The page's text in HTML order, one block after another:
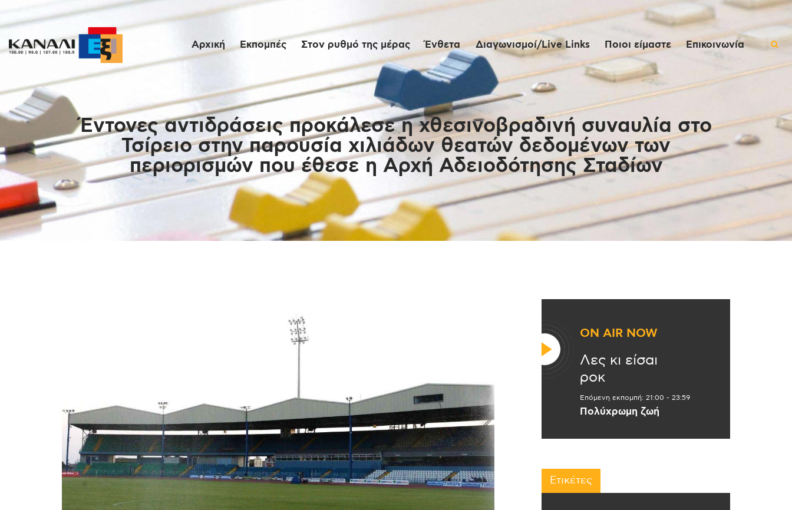
Αρχική Εκπομπές Στον ρυθμό της μέρας Ένθετα Διαγωνισμοί/Live Links Ποιοι είμαστε Επικοινωνία
Έντονες αντιδράσεις προκάλεσε η χθεσινοβραδινή συναυλία στο
Τσίρειο στην παρουσία χιλιάδων θεατών δεδομένων των
περιορισμών που έθεσε η Αρχή Αδειοδότησης Σταδίων
Εκπομπές
Στον ρυθμό της
μέρας
Ένθετα
Διαγωνισμοί/Live
Links
Ποιοι είμαστε
ON AIR NOW
Λες κι είσαι
ροκ
Επόμενη εκπομπή: 21:00 - 23:59
Πολύχρωμη ζωή
Ετικέτες